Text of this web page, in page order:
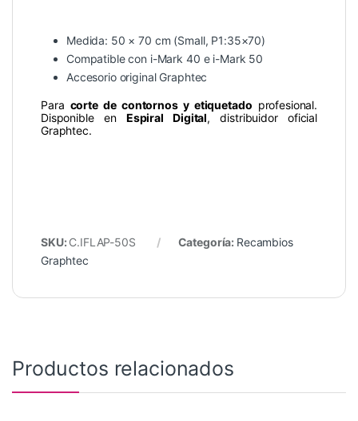
Medida: 50 × 70 cm (Small, P1:35×70)
Compatible con i-Mark 40 e i-Mark 50
Accesorio original Graphtec
Para corte de contornos y etiquetado profesional.
Disponible en Espiral Digital, distribuidor oficial
Graphtec.
SKU: C.IFLAP-50S Categoría: Recambios
Graphtec
Productos relacionados